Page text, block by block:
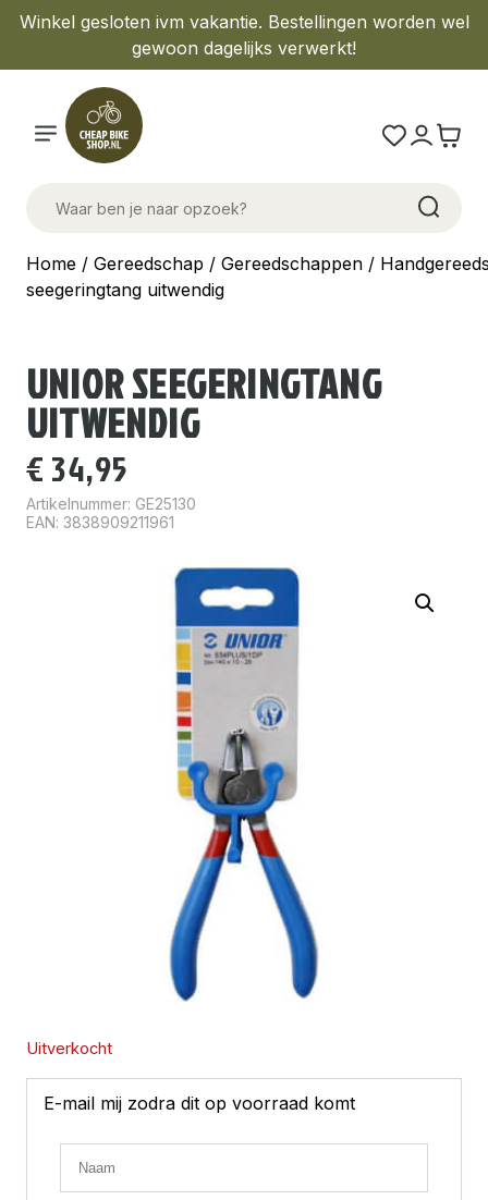
Winkel gesloten ivm vakantie. Bestellingen worden wel
gewoon dagelijks verwerkt!
Home / Gereedschap / Gereedschappen /
seegeringtang uitwendig
UNIOR SEEGERINGTANG
UITWENDIG
€ 34,95
Artikelnummer: GE25130
EAN: 3838909211961
Uitverkocht
E-mail mij zodra dit op voorraad komt